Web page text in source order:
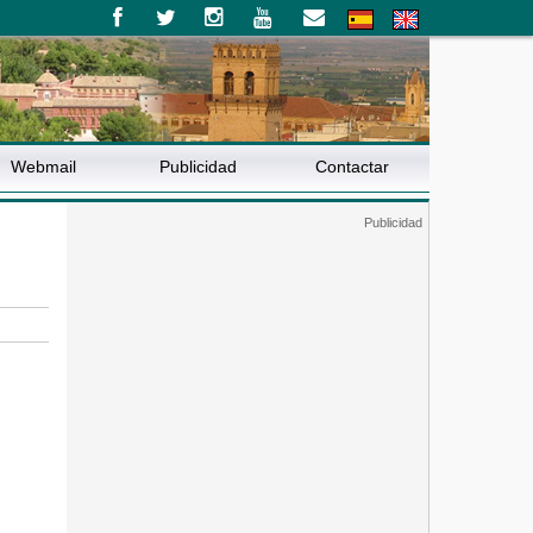
Webmail Publicidad Contactar